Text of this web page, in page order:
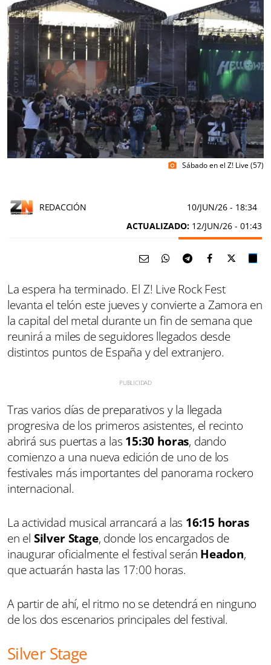
photo_camera Sábado en el Z! Live (57)
REDACCIÓN 10/JUN/26 - 18:34
ACTUALIZADO: 12/JUN/26 - 01:43
La espera ha terminado. El Z! Live Rock Fest
levanta el telón este jueves y convierte a Zamora en
la capital del metal durante un fin de semana que
reunirá a miles de seguidores llegados desde
distintos puntos de España y del extranjero.
Tras varios días de preparativos y la llegada
progresiva de los primeros asistentes, el recinto
abrirá sus puertas a las 15:30 horas, dando
comienzo a una nueva edición de uno de los
festivales más importantes del panorama rockero
internacional.
La actividad musical arrancará a las 16:15 horas
en el Silver Stage, donde los encargados de
inaugurar oficialmente el festival serán Headon,
que actuarán hasta las 17:00 horas.
A partir de ahí, el ritmo no se detendrá en ninguno
de los dos escenarios principales del festival.
Silver Stage